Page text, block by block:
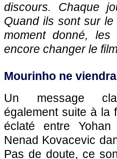
discours. Chaque
Quand ils sont sur
moment donné,
encore changer le
Mourinho ne
Un message
également suite à la
éclaté entre
Nenad Kovacevic
Pas de doute, ce